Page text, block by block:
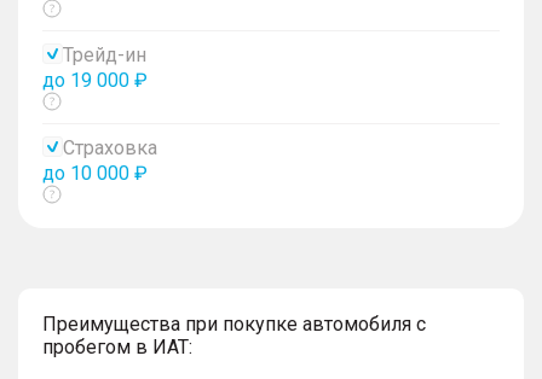
Показать
Трейд-ин
до 19 000 ₽
Показать
Страховка
до 10 000 ₽
Показать
Преимущества при покупке автомобиля с
пробегом в ИАТ: